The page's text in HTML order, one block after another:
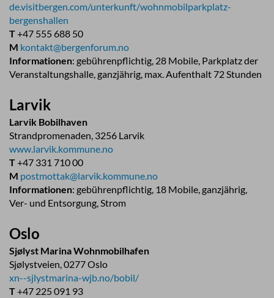
de.visitbergen.com/unterkunft/wohnmobilparkplatz-
bergenshallen
T+47 555 688 50
M kontakt@bergenforum.no
Informationen: gebührenpflichtig, 28 Mobile, Parkplatz der
Veranstaltungshalle, ganzjährig, max. Aufenthalt 72 Stunden
Larvik
Larvik Bobilhaven
Strandpromenaden, 3256 Larvik
www.larvik.kommune.no
T+47 331 710 00
M postmottak@larvik.kommune.no
Informationen: gebührenpflichtig, 18 Mobile, ganzjährig,
Ver- und Entsorgung, Strom
Oslo
Sjølyst Marina Wohnmobilhafen
Sjølystveien, 0277 Oslo
xn--sjlystmarina-wjb.no/bobil/
T+47 225 091 93